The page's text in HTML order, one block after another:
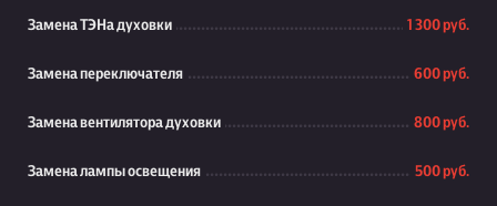
Замена ТЭНа духовки 1 300 руб.
Замена переключателя 600 руб.
Замена вентилятора духовки 800 руб.
Замена лампы освещения 500 руб.